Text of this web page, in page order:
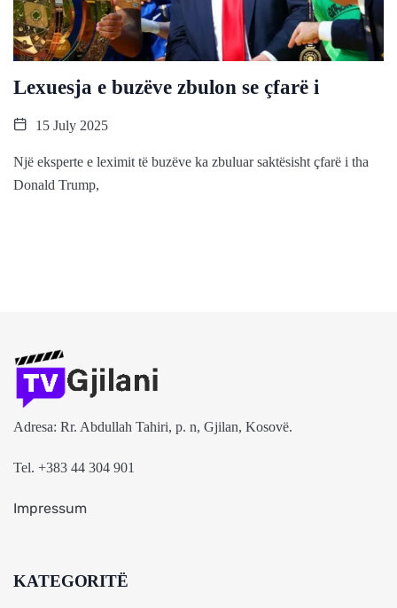
Lexuesja e buzëve zbulon se çfarë i
15 July 2025
Një eksperte e leximit të buzëve ka zbuluar saktësisht çfarë i tha
Donald Trump,
Adresa: Rr. Abdullah Tahiri, p. n, Gjilan, Kosovë.
Tel. +383 44 304 901
Impressum
KATEGORITË